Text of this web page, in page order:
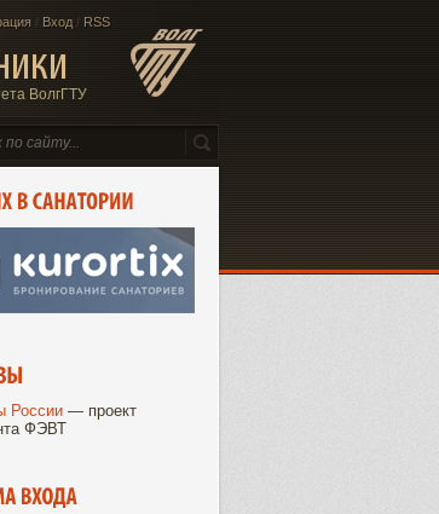
/ Вход / RSS
ВолгГТУ
России — проект
ФЭВТ